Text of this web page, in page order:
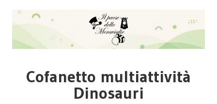
Cofanetto multiattività
Dinosauri